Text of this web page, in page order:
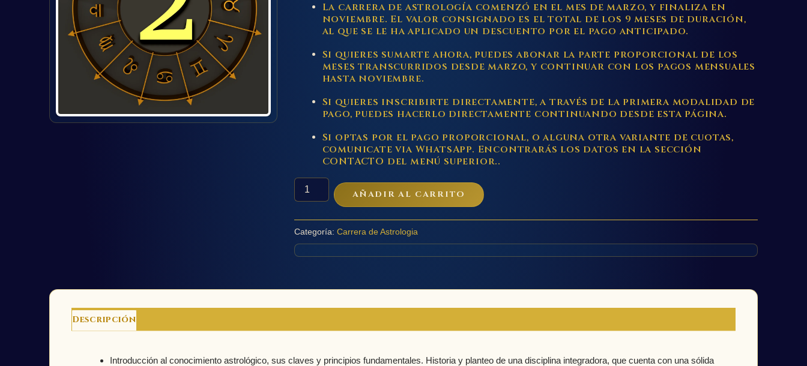
La carrera de astrología comenzó en el mes de marzo, y finaliza en
noviembre. El valor consignado es el total de los 9 meses de duración,
al que se le ha aplicado un descuento por el pago anticipado.
Si quieres sumarte ahora, puedes abonar la parte proporcional de los
meses transcurridos desde marzo, y continuar con los pagos mensuales
hasta noviembre.
Si quieres inscribirte directamente, a través de la primera modalidad de
pago, puedes hacerlo directamente continuando desde esta página.
Si optas por el pago proporcional, o alguna otra variante de cuotas,
comunicate via WhatsApp. Encontrarás los datos en la sección
CONTACTO del menú superior..
SEGUNDO
AÑO:
de
pronóstico
y
técnicas
AÑADIR AL CARRITO
Categoría: Carrera de Astrologia
Descripción
Introducción al conocimiento astrológico, sus claves y principios fundamentales. Historia y planteo de una disciplina integradora, que cuenta con una sólida